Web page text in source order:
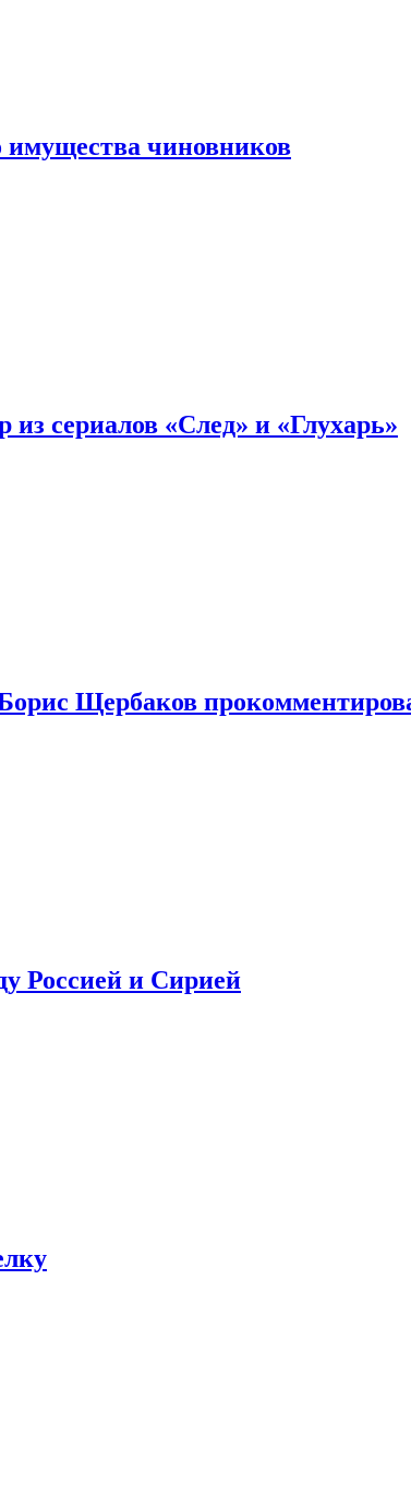
имущества чиновников
сериалов «След» и «Глухарь»
Щербаков
Россией и Сирией